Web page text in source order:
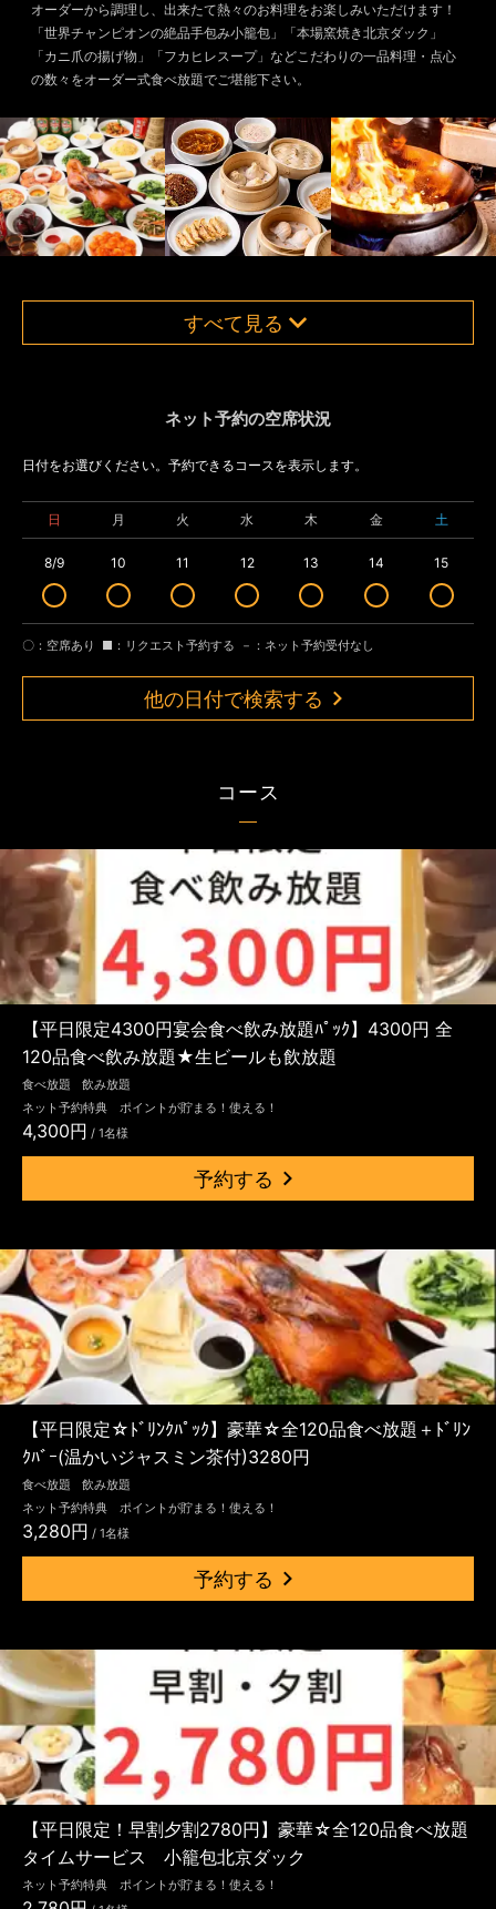
オーダーから調理し、出来たて熱々のお料理をお楽しみいただけます！
「世界チャンピオンの絶品手包み小籠包」「本場窯焼き北京ダック」
「カニ爪の揚げ物」「フカヒレスープ」などこだわりの一品料理・点心
の数々をオーダー式食べ放題でご堪能下さい。
すべて見る
ネット予約の空席状況
日付をお選びください。予約できるコースを表示します。
日 月 火 水 木 金 土
8/9 10 11 12 13 14 15
〇：空席あり ■：リクエスト予約する －：ネット予約受付なし
他の日付で検索する
コース
【平日限定4300円宴会食べ飲み放題ﾊﾟｯｸ】4300円 全
120品食べ飲み放題★生ビールも飲放題
食べ放題
飲み放題
ネット予約特典 ポイントが貯まる！使える！
4,300円 / 1名様
予約する
【平日限定☆ﾄﾞﾘﾝｸﾊﾟｯｸ】豪華☆全120品食べ放題＋ﾄﾞﾘﾝ
ｸﾊﾞｰ(温かいジャスミン茶付)3280円
食べ放題
飲み放題
ネット予約特典 ポイントが貯まる！使える！
3,280円 / 1名様
予約する
【平日限定！早割夕割2780円】豪華☆全120品食べ放題
タイムサービス 小籠包北京ダック
ネット予約特典 ポイントが貯まる！使える！